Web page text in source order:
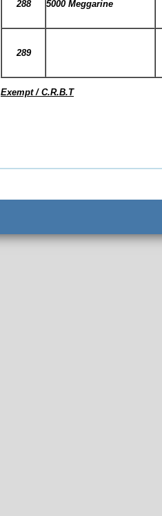
288 5000 Meggarine
289
Exempt / C.R.B.T